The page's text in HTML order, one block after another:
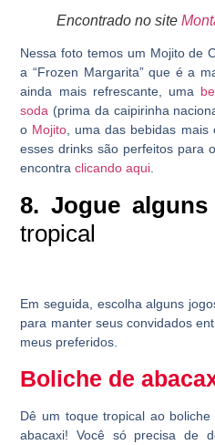
Encontrado no site
Nessa foto temos um Mojito de
a “Frozen Margarita” que é a
ainda mais refrescante, uma
soda (prima da caipirinha
o Mojito , uma das bebidas
esses drinks são perfeitos para
encontraclicando aqui
8. Jogue
tropical
Em seguida, escolha alguns
para manter seus convidados
meus preferidos.
Boliche de
Dê um toque tropical ao
abacaxi! Você só precisa de